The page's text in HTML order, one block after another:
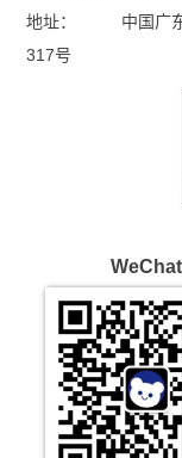
地址：
中国广
317号
WeChat